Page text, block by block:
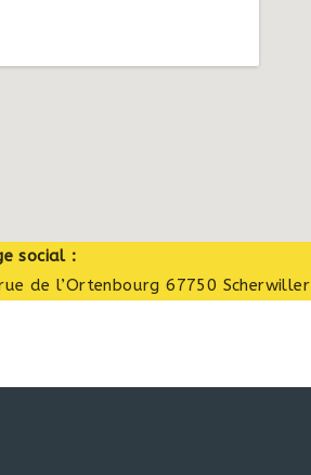
social :
de l’Ortenbourg 67750 Scherwiller